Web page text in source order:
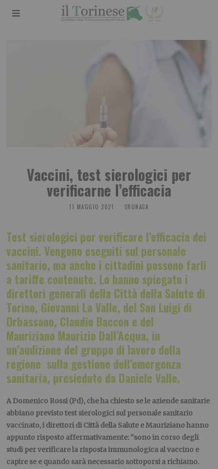
Vaccini, test sierologici per
verificarne l’efficacia
11 MAGGIO 2021 CRONACA
Test sierologici per verificare l’efficacia dei
vaccini. Vengono eseguiti sul personale
sanitario, ma anche i cittadini possono farli
a tariffe contenute. Lo hanno spiegato i
direttori generali della Città della Salute di
Torino, Giovanni La Valle, del San Luigi di
Orbassano, Claudio Baccon e del
Mauriziano Maurizio Dall’Acqua, in
un’audizione del gruppo di lavoro della
regione sulla gestione dell’emergenza
sanitaria, presieduto da Daniele Valle.
A Domenico Rossi (Pd), che ha chiesto se le aziende sanitarie
abbiano previsto test sierologici sul personale sanitario
vaccinato, i direttori di Città della Salute e Mauriziano hanno
appunto risposto affermativamente: “sono in corso degli
studi per verificare la risposta immunologica al vaccino e
capire se e quando sarà necessario sottoporsi a richiamo.